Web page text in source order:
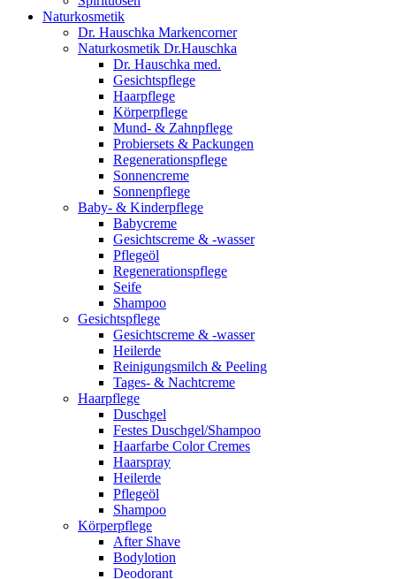
Naturkosmetik
Dr. Hauschka Markencorner
Naturkosmetik Dr.Hauschka
Dr. Hauschka med.
Gesichtspflege
Haarpflege
Körperpflege
Mund- & Zahnpflege
Probiersets & Packungen
Regenerationspflege
Sonnencreme
Sonnenpflege
Baby- & Kinderpflege
Babycreme
Gesichtscreme & -wasser
Pflegeöl
Regenerationspflege
Seife
Shampoo
Gesichtspflege
Gesichtscreme & -wasser
Heilerde
Reinigungsmilch & Peeling
Tages- & Nachtcreme
Haarpflege
Duschgel
Festes Duschgel/Shampoo
Haarfarbe Color Cremes
Haarspray
Heilerde
Pflegeöl
Shampoo
Körperpflege
After Shave
Bodylotion
Deodorant